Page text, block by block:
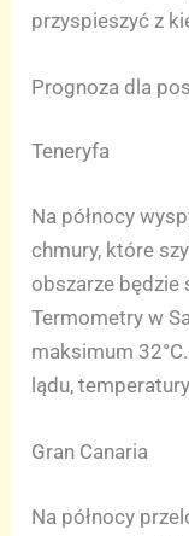
przyspieszyć z
Prognoza dla
Teneryfa
Na północy
chmury, które
obszarze będzie
Termometry w
maksimum
lądu,
Gran Canaria
Na północy